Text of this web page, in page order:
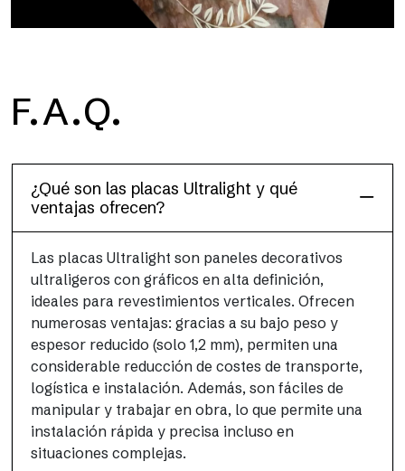
Floor
Este acabado para suelos, resistente y ligero (PEI 4; R10), ha
F.A.Q.
¿Qué son las placas Ultralight y qué
ventajas ofrecen?
Las placas Ultralight son paneles decorativos
ultraligeros con gráficos en alta definición,
ideales para revestimientos verticales. Ofrecen
numerosas ventajas: gracias a su bajo peso y
espesor reducido (solo 1,2 mm), permiten una
considerable reducción de costes de transporte,
logística e instalación. Además, son fáciles de
manipular y trabajar en obra, lo que permite una
instalación rápida y precisa incluso en
situaciones complejas.